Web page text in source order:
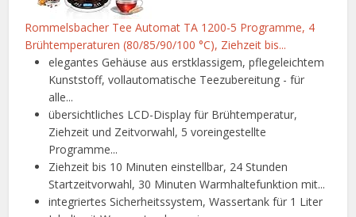
Rommelsbacher Tee Automat TA 1200-5 Programme, 4
Brühtemperaturen (80/85/90/100 °C), Ziehzeit bis...
elegantes Gehäuse aus erstklassigem, pflegeleichtem
Kunststoff, vollautomatische Teezubereitung - für
alle...
übersichtliches LCD-Display für Brühtemperatur,
Ziehzeit und Zeitvorwahl, 5 voreingestellte
Programme...
Ziehzeit bis 10 Minuten einstellbar, 24 Stunden
Startzeitvorwahl, 30 Minuten Warmhaltefunktion mit...
integriertes Sicherheitssystem, Wassertank für 1 Liter